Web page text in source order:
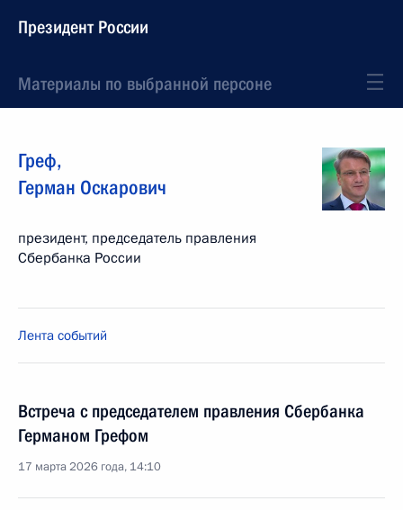
Президент России
Материалы по выбранной персоне
Греф,
Герман Оскарович
президент, председатель правления
Сбербанка России
Лента событий
Встреча с председателем правления Сбербанка
Германом Грефом
17 марта 2026 года, 14:10